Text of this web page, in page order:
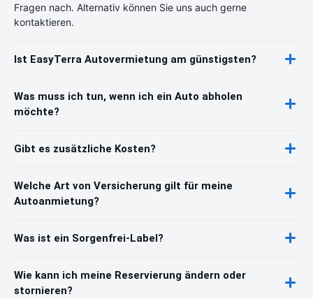
Fragen nach. Alternativ können Sie uns auch gerne
kontaktieren.
Ist EasyTerra Autovermietung am günstigsten?
Was muss ich tun, wenn ich ein Auto abholen
möchte?
Gibt es zusätzliche Kosten?
Welche Art von Versicherung gilt für meine
Autoanmietung?
Was ist ein Sorgenfrei-Label?
Wie kann ich meine Reservierung ändern oder
stornieren?